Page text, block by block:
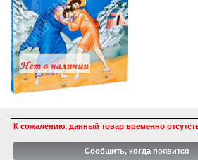
К сожалению, данный товар временно